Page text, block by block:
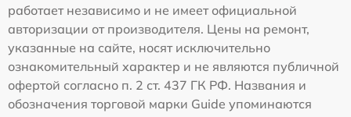
работает независимо и не имеет официальной
авторизации от производителя. Цены на ремонт,
указанные на сайте, носят исключительно
ознакомительный характер и не являются публичной
офертой согласно п. 2 ст. 437 ГК РФ. Названия и
обозначения торговой марки Guide упоминаются